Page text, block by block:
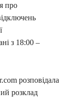
про
з 18:00 –
розповідала
розклад